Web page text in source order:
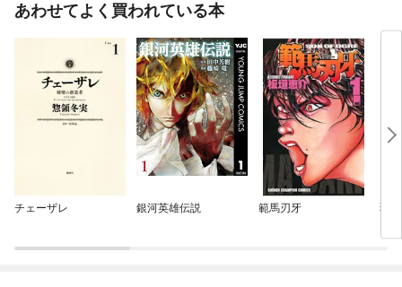
あわせてよく買われている本
チェーザレ 銀河英雄伝説 範馬刃牙 弱